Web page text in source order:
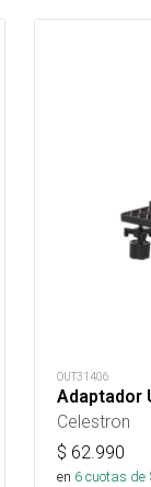
OUT31406
Adaptador
Celestron
$ 62.990
en 6cuotas de